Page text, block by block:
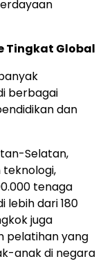
Tingkat Global
berbagai
dan
Selatan,
tenaga
lebih dari 180
juga
pelatihan yang
anak di negara